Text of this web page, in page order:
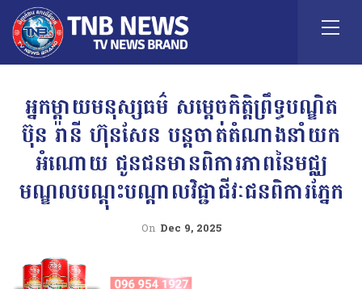
អ្នកម្ដាយមនុស្សធម៌ សម្ដេចកិត្ដិព្រឹទ្ធបណ្ឌិត
ប៊ុន រ៉ានី ហ៊ុនសែន បន្ដចាត់តំណាងនាំយក
អំណោយ ជូនជនមានពិការភាពនៃមជ្ឈ
មណ្ឌលបណ្តុះបណ្តាលវិជ្ជាជីវៈជនពិការភ្នែក
On Dec 9, 2025